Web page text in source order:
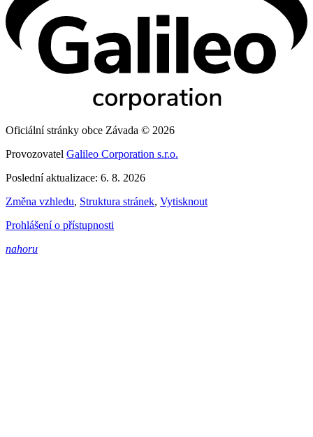
Oficiální stránky obce Závada © 2026
Provozovatel Galileo Corporation s.r.o.
Poslední aktualizace: 6. 8. 2026
Změna vzhledu, Struktura stránek, Vytisknout
Prohlášení o přístupnosti
nahoru